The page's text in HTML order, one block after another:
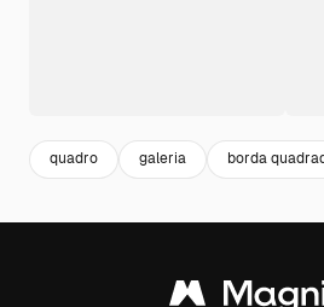
quadro galeria borda